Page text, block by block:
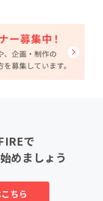
で
めましょう
ちら